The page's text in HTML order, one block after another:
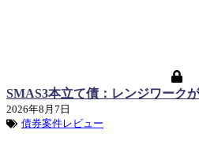
SMAS3本立て債：レンジワーク
2026年8月7日
債券案件レビュー